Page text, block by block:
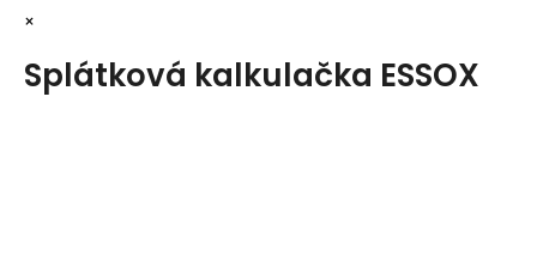
×
Splátková kalkulačka ESSOX